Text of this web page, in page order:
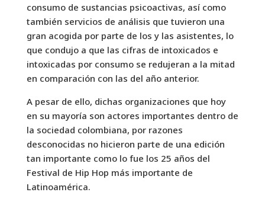
consumo de sustancias psicoactivas, así como
también servicios de análisis que tuvieron una
gran acogida por parte de los y las asistentes, lo
que condujo a que las cifras de intoxicados e
intoxicadas por consumo se redujeran a la mitad
en comparación con las del año anterior.
A pesar de ello, dichas organizaciones que hoy
en su mayoría son actores importantes dentro de
la sociedad colombiana, por razones
desconocidas no hicieron parte de una edición
tan importante como lo fue los 25 años del
Festival de Hip Hop más importante de
Latinoamérica.